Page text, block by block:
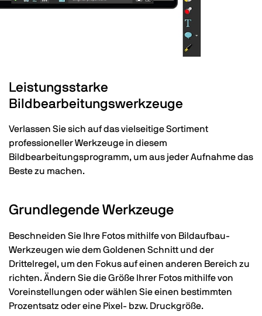
Leistungsstarke
Bildbearbeitungswerkzeuge
Verlassen Sie sich auf das vielseitige Sortiment
professioneller Werkzeuge in diesem
Bildbearbeitungsprogramm, um aus jeder Aufnahme das
Beste zu machen.
Grundlegende Werkzeuge
Beschneiden Sie Ihre Fotos mithilfe von Bildaufbau-
Werkzeugen wie dem Goldenen Schnitt und der
Drittelregel, um den Fokus auf einen anderen Bereich zu
richten. Ändern Sie die Größe Ihrer Fotos mithilfe von
Voreinstellungen oder wählen Sie einen bestimmten
Prozentsatz oder eine Pixel- bzw. Druckgröße.